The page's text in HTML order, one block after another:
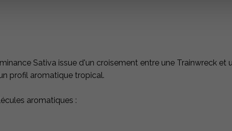
Sativa issue d'un croisement entre une Trainwreck
profil aromatique tropical​.
aromatiques :